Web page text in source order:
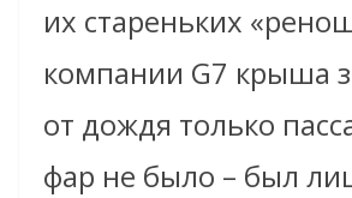
их стареньких
компании G7 крыша
от дождя только
фар не было – был